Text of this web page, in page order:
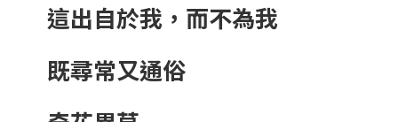
這出自於我，而不為我
既尋常又通俗